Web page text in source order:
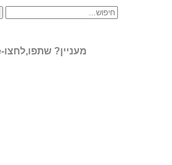
מעניין? שתפו,לחצו-like